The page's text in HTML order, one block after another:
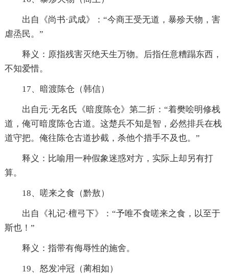
出自《尚书·武成》：“今商王受无道，暴殄天物，害
虐烝民。”
释义：原指残害灭绝天生万物。后指任意糟蹋东西，
不知爱惜。
17、暗渡陈仓（韩信）
出自元·无名氏《暗度陈仓》第二折：“着樊哙明修栈
道，俺可暗度陈仓古道。这楚兵不知是智，必然排兵在栈
道守把。俺往陈仓古道抄截，杀他个措手不及也。”
释义：比喻用一种假象迷惑对方，实际上却另有打
算。
18、嗟来之食（黔敖）
出自《礼记·檀弓下》：“予唯不食嗟来之食，以至于
斯也！”
释义：指带有侮辱性的施舍。
19、怒发冲冠（蔺相如）